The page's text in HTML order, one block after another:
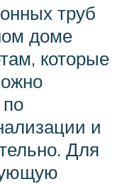
труб
доме
которые
и
Для